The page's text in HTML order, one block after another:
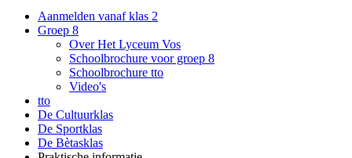
Aanmelden vanaf klas 2
Groep 8
Over Het Lyceum Vos
Schoolbrochure voor groep 8
Schoolbrochure tto
Video's
tto
De Cultuurklas
De Sportklas
De Bètasklas